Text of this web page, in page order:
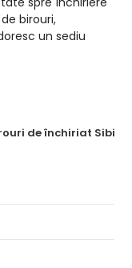
de închiriat Sibiu
birouri,
un sediu
flexibilitate în
viitorului chiriaș,
firme IT,
call-center,